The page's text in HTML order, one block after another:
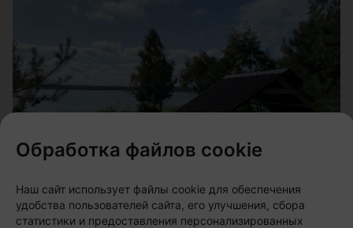
Обработка файлов cookie
Наш сайт использует файлы cookie для обеспечения
удобства пользователей сайта, его улучшения, сбора
статистики и предоставления персонализированных